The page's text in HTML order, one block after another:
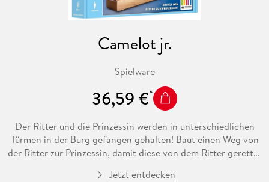
Camelot jr.
Spielware
36,59 €
Der Ritter und die Prinzessin werden in unterschiedlichen
Türmen in der Burg gefangen gehalten! Baut einen Weg von
der Ritter zur Prinzessin, damit diese von dem Ritter gerettet
nutzen. Bei diesem Abeteuer könnt ihr logisches und
Jetzt entdecken